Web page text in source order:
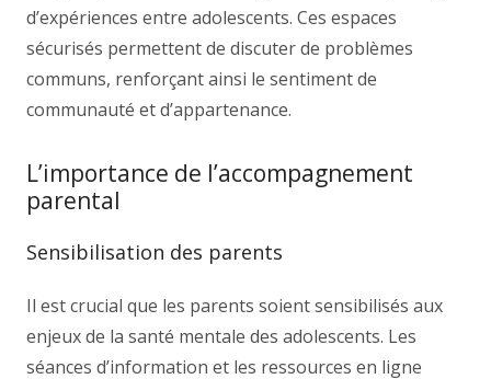
d’expériences entre adolescents. Ces espaces
sécurisés permettent de discuter de problèmes
communs, renforçant ainsi le sentiment de
communauté et d’appartenance.
L’importance de l’accompagnement
parental
Sensibilisation des parents
Il est crucial que les parents soient sensibilisés aux
enjeux de la santé mentale des adolescents. Les
séances d’information et les ressources en ligne